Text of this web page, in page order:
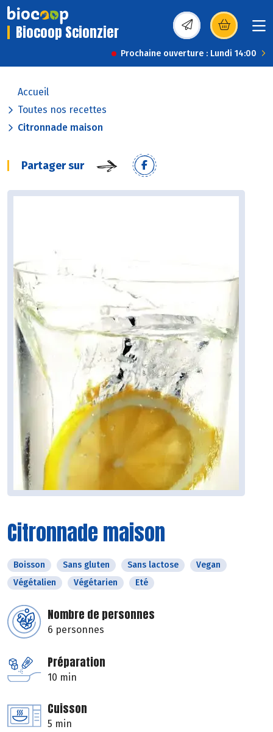
Biocoop Scionzier (s’ouvre dans une
Prochaine ouverture : Lundi 14:00
Accueil
Toutes nos recettes
Citronnade maison
Partager sur
Citronnade maison
Boisson Sans gluten Sans lactose
Vegan
Végétalien
Végétarien Eté
Nombre de personnes
6 personnes
Préparation
10 min
Cuisson
5 min